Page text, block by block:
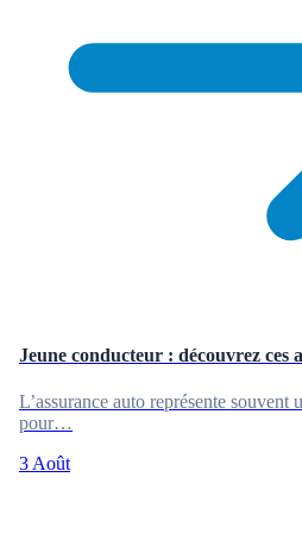
Jeune conducteur : découvrez ces
L’assurance auto représente souvent
pour…
3 Août